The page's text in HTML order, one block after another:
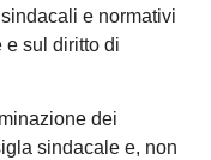
e normativi
e sul diritto di
dei
sindacale e, non